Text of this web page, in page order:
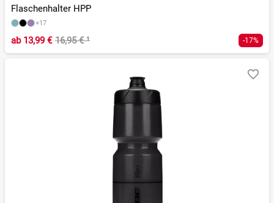
Flaschenhalter HPP
+17
ab13,99 € 16,95 €¹ -17%